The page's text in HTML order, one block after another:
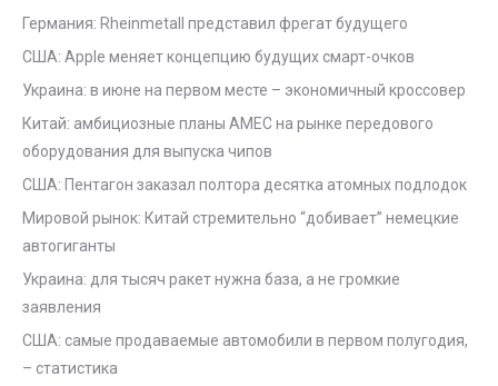
Германия: Rheinmetall представил фрегат будущего
США: Apple меняет концепцию будущих смарт-очков
Украина: в июне на первом месте – экономичный кроссовер
Китай: амбициозные планы AMEC на рынке передового
оборудования для выпуска чипов
США: Пентагон заказал полтора десятка атомных подлодок
Мировой рынок: Китай стремительно “добивает” немецкие
автогиганты
Украина: для тысяч ракет нужна база, а не громкие
заявления
США: самые продаваемые автомобили в первом полугодия,
– статистика